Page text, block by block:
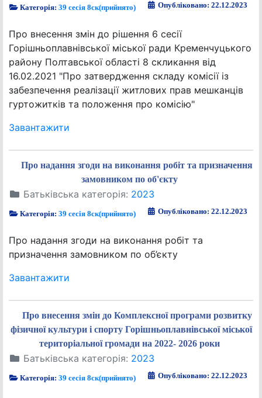
Категорія:39 сесія 8ск(прийнято) Опубліковано: 22.12.2023
Про внесення змін до рішення 6 сесії
Горішньоплавнівської міської ради Кременчуцького
району Полтавської області 8 скликання від
16.02.2021 "Про затвердження складу комісії із
забезпечення реалізації житлових прав мешканців
гуртожитків та положення про комісію"
Завантажити
Про надання згоди на виконання робіт та призначення
замовником по об'єкту
Батьківська категорія: 2023
Категорія:39 сесія 8ск(прийнято) Опубліковано: 22.12.2023
Про надання згоди на виконання робіт та
призначення замовником по об’єкту
Завантажити
Про внесення змін до Комплексної програми розвитку
фізичної культури і спорту Горішньоплавнівської міської
територіальної громади на 2022- 2026 роки
Батьківська категорія: 2023
Категорія:39 сесія 8ск(прийнято) Опубліковано: 22.12.2023